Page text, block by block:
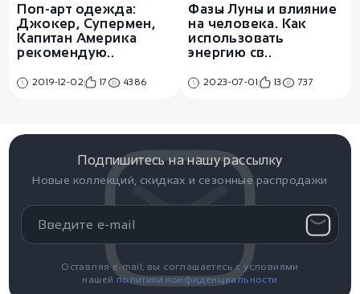
Поп-арт одежда:
Джокер, Супермен,
Капитан Америка
рекомендую..
2019-12-02 17 4386
Фазы Луны и влияние
на человека. Как
использовать
энергию св..
2023-07-01 13 737
Подпишитесь на нашу рассылку
Новые коллекций, скидках и сезонные распродажи
Оставляя e-mail, вы соглашаетесь с условиями
нашей политики конфиденциальности